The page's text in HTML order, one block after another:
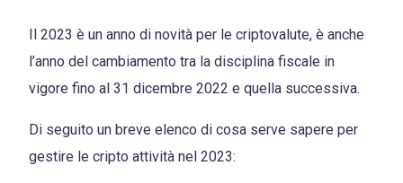
Il 2023 è un anno di novità per le criptovalute, è anche
l’anno del cambiamento tra la disciplina fiscale in
vigore fino al 31 dicembre 2022 e quella successiva.
Di seguito un breve elenco di cosa serve sapere per
gestire le cripto attività nel 2023: